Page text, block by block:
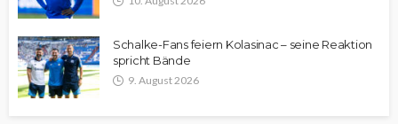
Schalke-Fans feiern Kolasinac – seine Reaktion
spricht Bände
9. August 2026